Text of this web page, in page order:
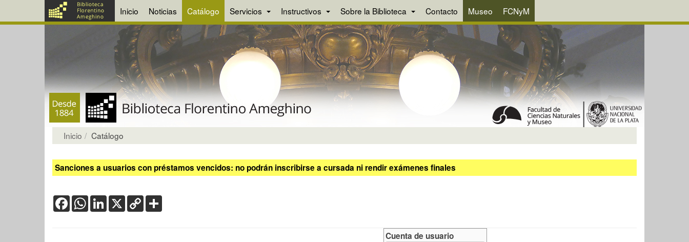
Inicio Noticias Catálogo Servicios Instructivos Sobre la Biblioteca Contacto Museo FCNyM
Inicio Catálogo
Sanciones a usuarios con préstamos vencidos: no podrán inscribirse a cursada ni rendir exámenes finales
FacebookWhatsApp
LinkedIn
X Copy
Link
Cuenta de usuario